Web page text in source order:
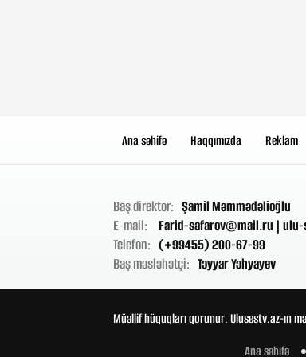
Ana səhifə Haqqımızda Reklam
Baş direktor: Şamil Məmmədəlioğlu
E-mail:
Farid-safarov@mail.ru | ulu-
Telefon: (+99455) 200-67-99
Baş məsləhətçi: Təyyar Yəhyayev
Müəllif hüquqları qorunur. Ulusestv.az-ın
Ana səhifə